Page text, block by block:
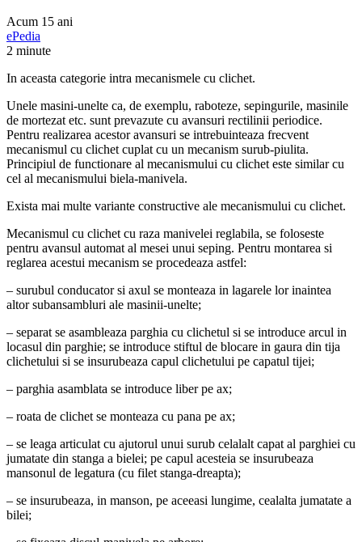
Acum 15 ani
ePedia
2 minute
In aceasta categorie intra mecanismele cu clichet.
Unele masini-unelte ca, de exemplu, raboteze, sepingurile, masinile
de mortezat etc. sunt prevazute cu avansuri rectilinii periodice.
Pentru realizarea acestor avansuri se intrebuinteaza frecvent
mecanismul cu clichet cuplat cu un mecanism surub-piulita.
Principiul de functionare al mecanismului cu clichet este similar cu
cel al mecanismului biela-manivela.
Exista mai multe variante constructive ale mecanismului cu clichet.
Mecanismul cu clichet cu raza manivelei reglabila, se foloseste
pentru avansul automat al mesei unui seping. Pentru montarea si
reglarea acestui mecanism se procedeaza astfel:
– surubul conducator si axul se monteaza in lagarele lor inaintea
altor subansambluri ale masinii-unelte;
– separat se asambleaza parghia cu clichetul si se introduce arcul in
locasul din parghie; se introduce stiftul de blocare in gaura din tija
clichetului si se insurubeaza capul clichetului pe capatul tijei;
– parghia asamblata se introduce liber pe ax;
– roata de clichet se monteaza cu pana pe ax;
– se leaga articulat cu ajutorul unui surub celalalt capat al parghiei cu
jumatate din stanga a bielei; pe capul acesteia se insurubeaza
mansonul de legatura (cu filet stanga-dreapta);
– se insurubeaza, in manson, pe aceeasi lungime, cealalta jumatate a
bilei;